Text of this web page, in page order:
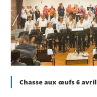
Chasse aux œufs 6 avril